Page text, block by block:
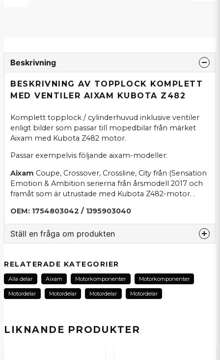
LIKNANDE PRODUKTER
Beskrivning
BESKRIVNING AV TOPPLOCK KOMPLETT
MED VENTILER AIXAM KUBOTA Z482
Komplett topplock / cylinderhuvud inklusive ventiler
enligt bilder som passar till mopedbilar från märket
Aixam med Kubota Z482 motor.
Passar exempelvis följande aixam-modeller:
Aixam Coupe, Crossover, Crossline, City från (Sensation
Emotion & Ambition serierna från årsmodell 2017 och
framåt som är utrustade med Kubota Z482-motor. .
OEM: 1754803042 / 1J95903040
Ställ en fråga om produkten
Fråga oss om denna produkt...
RELATERADE KATEGORIER
Alla delar Aixam Motorkomponenter Motorkomponenter
Motordelar Motordelar Motordelar Motordelar